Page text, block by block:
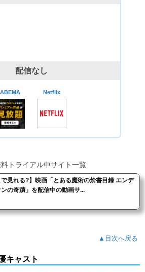
配信なし
ABEMA Netflix
トライアル中サイト一覧
で見れる?】映画「とある魔術の禁書目録 エンデ
の奇蹟」を配信中の動画サ...
▲目次へ戻る
キャスト